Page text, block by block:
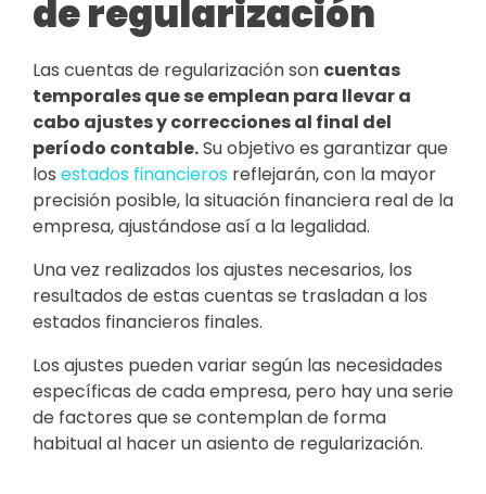
de regularización
Las cuentas de regularización son cuentas
temporales que se emplean para llevar a
cabo ajustes y correcciones al final del
período contable.Su objetivo es garantizar que
los estados financieros reflejarán, con la mayor
precisión posible, la situación financiera real de la
empresa, ajustándose así a la legalidad.
Una vez realizados los ajustes necesarios, los
resultados de estas cuentas se trasladan a los
estados financieros finales.
Los ajustes pueden variar según las necesidades
específicas de cada empresa, pero hay una serie
de factores que se contemplan de forma
habitual al hacer un asiento de regularización.